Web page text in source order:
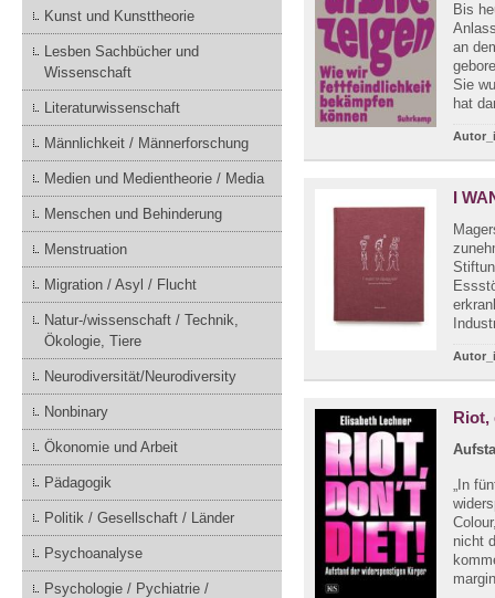
Kunst und Kunsttheorie
Lesben Sachbücher und
Wissenschaft
Literaturwissenschaft
Männlichkeit / Männerforschung
Medien und Medientheorie / Media
Menschen und Behinderung
Menstruation
Migration / Asyl / Flucht
Natur-/wissenschaft / Technik,
Ökologie, Tiere
Neurodiversität/Neurodiversity
Nonbinary
Ökonomie und Arbeit
Pädagogik
Politik / Gesellschaft / Länder
Psychoanalyse
Psychologie / Pychiatrie /
Bis
an
Sie
hat
I
Riot,
„In
nicht